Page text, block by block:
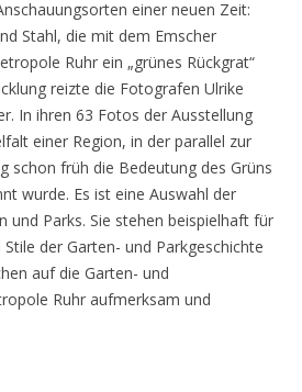
einer neuen Zeit:
Stahl, die mit dem Emscher
Ruhr ein „grünes Rückgrat“
reizte die Fotografen Ulrike
In ihren 63 Fotos der Ausstellung
einer Region, in der parallel zur
schon früh die Bedeutung des Grüns
wurde. Es ist eine Auswahl der
und Parks. Sie stehen beispielhaft für
der Garten- und Parkgeschichte
auf die Garten- und
Ruhr aufmerksam und